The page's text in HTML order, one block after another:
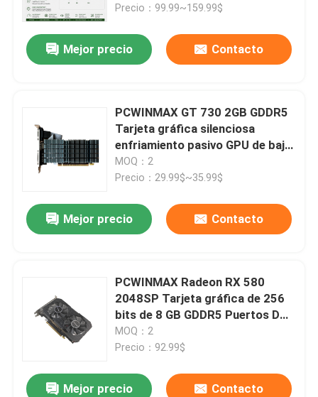
DVI para PC de escritorio
Precio：99.99~159.99$
Mejor precio Contacto
PCWINMAX GT 730 2GB GDDR5
Tarjeta gráfica silenciosa
enfriamiento pasivo GPU de bajo
perfil para proyectos SFF PC
HTPC y OEM
MOQ：2
Precio：29.99$~35.99$
Mejor precio Contacto
PCWINMAX Radeon RX 580
2048SP Tarjeta gráfica de 256
bits de 8 GB GDDR5 Puertos DP /
HD / DVI Suministro a granel
para integradores de sistemas
MOQ：2
Precio：92.99$
Mejor precio Contacto